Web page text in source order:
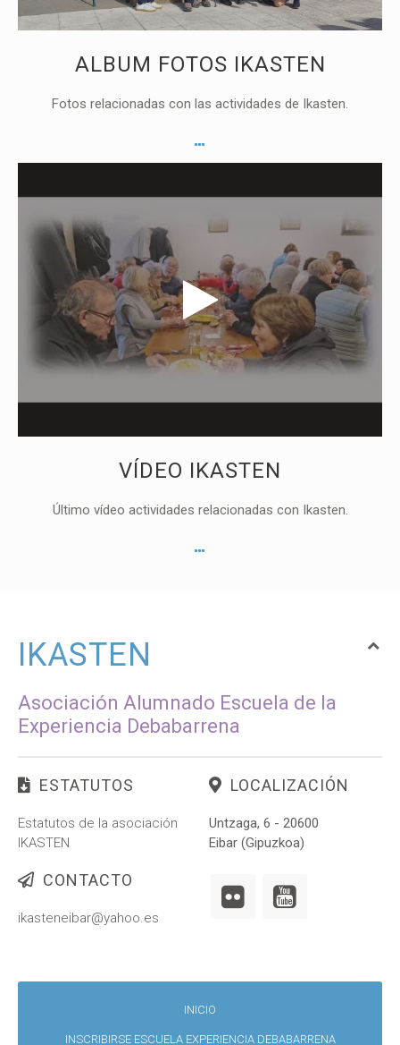
ALBUM FOTOS IKASTEN
Fotos relacionadas con las actividades de Ikasten.
VÍDEO IKASTEN
Último vídeo actividades relacionadas con Ikasten.
IKASTEN
Asociación Alumnado Escuela de la
Experiencia Debabarrena
ESTATUTOS
Estatutos de la asociación
IKASTEN
LOCALIZACIÓN
Untzaga, 6 - 20600
Eibar (Gipuzkoa)
CONTACTO
ikasteneibar@yahoo.es
INICIO
INSCRIBIRSE ESCUELA EXPERIENCIA DEBABARRENA